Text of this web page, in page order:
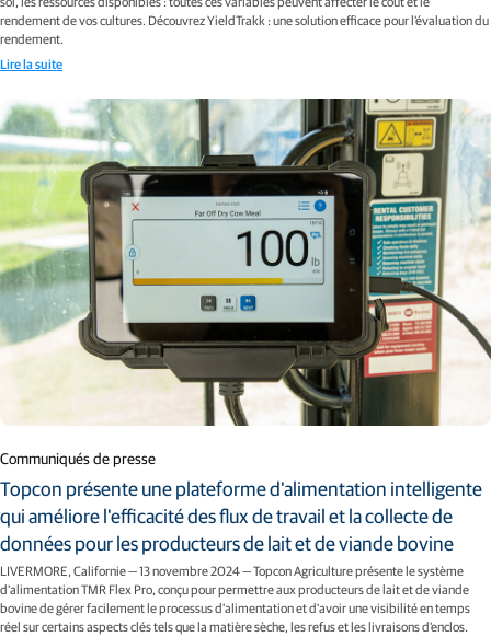
rendement de vos cultures. Découvrez YieldTrakk : une solution efficace pour l'évaluation du
rendement.
Lire la suite
Communiqués de presse
Topcon présente une plateforme d'alimentation intelligente
qui améliore l'efficacité des flux de travail et la collecte de
données pour les producteurs de lait et de viande bovine
LIVERMORE, Californie — 13 novembre 2024 — Topcon Agriculture présente le système
d'alimentation TMR Flex Pro, conçu pour permettre aux producteurs de lait et de viande
bovine de gérer facilement le processus d'alimentation et d'avoir une visibilité en temps
réel sur certains aspects clés tels que la matière sèche, les refus et les livraisons d'enclos.